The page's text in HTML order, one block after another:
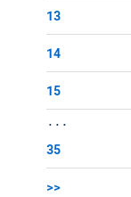
13
14
15
...
35
>>